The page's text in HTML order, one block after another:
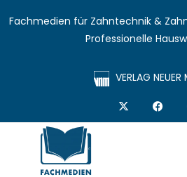
Fachmedien für Zahntechnik &
Professionelle
VERLAG NEUER